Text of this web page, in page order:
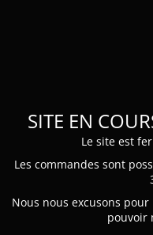
SITE EN
Le site est
Les commandes sont
Nous nous excusons
pouvoir